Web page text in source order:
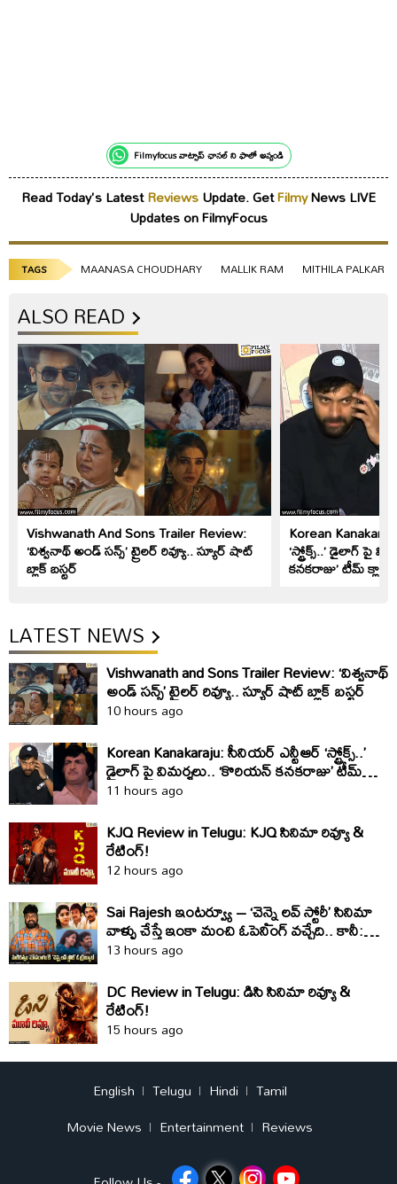
Filmyfocus వాట్సాప్ ఛానల్ ని ఫాలో అవ్వండి
Read Today's LatestReviewsUpdate. GetFilmyNews LIVE
Updates on FilmyFocus
TAGS MAANASA CHOUDHARY MALLIK RAM MITHILA PALKAR
ALSO READ
Vishwanath And Sons Trailer Review:
‘విశ్వనాథ్ అండ్ సన్స్’ ట్రైలర్ రివ్యూ.. స్యూర్ షాట్
బ్లాక్ బస్టర్
Korean
‘స్ట్రోక్స్..’ డైలాగ్ పై
కనకరాజు’ టీమ్
LATEST NEWS
Vishwanath and Sons Trailer Review: ‘విశ్వనాథ్
అండ్ సన్స్’ ట్రైలర్ రివ్యూ.. స్యూర్ షాట్ బ్లాక్ బస్టర్
10 hours ago
Korean Kanakaraju: సీనియర్ ఎన్టీఆర్ ‘స్ట్రోక్స్..’
డైలాగ్ పై విమర్శలు.. ‘కొరియన్ కనకరాజు’ టీమ్
క్లారిటీ ఇది
11 hours ago
KJQ Review in Telugu: KJQ సినిమా రివ్యూ &
రేటింగ్!
12 hours ago
Sai Rajesh ఇంటర్వ్యూ – ‘చెన్నై లవ్ స్టోరీ’ సినిమా
వాళ్ళు చేస్తే ఇంకా మంచి ఓపెనింగ్ వచ్చేది.. కానీ:
సాయి రాజేష్
13 hours ago
DC Review in Telugu: డిసి సినిమా రివ్యూ &
రేటింగ్!
15 hours ago
English Telugu Hindi
Tamil
Movie News
Entertainment Reviews